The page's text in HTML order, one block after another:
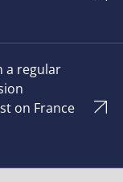
a regular
on France